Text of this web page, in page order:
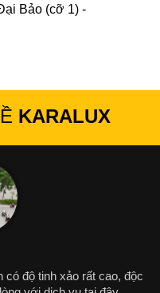
Bảo (cỡ 1) -
KARALUX
độ tinh xảo rất cao, độc